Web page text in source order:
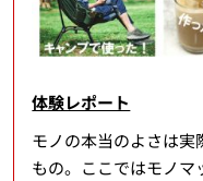
体験レポート
モノの本当のよさは実
もの。ここではモノ